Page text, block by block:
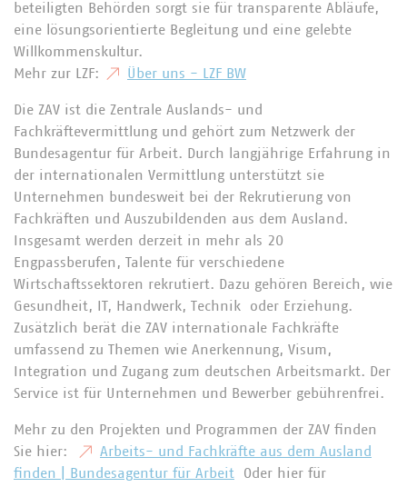
beteiligten Behörden sorgt sie für transparente Abläufe,
eine lösungsorientierte Begleitung und eine gelebte
Willkommenskultur.
Mehr zur LZF:
Über uns - LZF BW
Die ZAV ist die Zentrale Auslands- und
Fachkräftevermittlung und gehört zum Netzwerk der
Bundesagentur für Arbeit. Durch langjährige Erfahrung in
der internationalen Vermittlung unterstützt sie
Unternehmen bundesweit bei der Rekrutierung von
Fachkräften und Auszubildenden aus dem Ausland.
Insgesamt werden derzeit in mehr als 20
Engpassberufen, Talente für verschiedene
Wirtschaftssektoren rekrutiert. Dazu gehören Bereich, wie
Gesundheit, IT, Handwerk, Technik oder Erziehung.
Zusätzlich berät die ZAV internationale Fachkräfte
umfassend zu Themen wie Anerkennung, Visum,
Integration und Zugang zum deutschen Arbeitsmarkt. Der
Service ist für Unternehmen und Bewerber gebührenfrei.
Mehr zu den Projekten und Programmen der ZAV finden
Sie hier:
Arbeits- und Fachkräfte aus dem Ausland
finden | Bundesagentur für Arbeit Oder hier für